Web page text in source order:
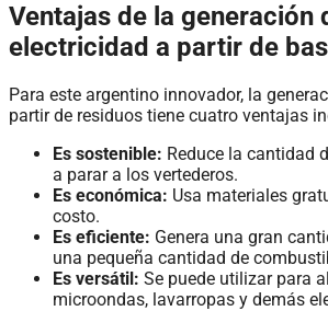
Ventajas de la generación
electricidad a partir de
Para este argentino innovador, la
partir de residuos tiene cuatro ventajas
Es sostenible: Reduce la cantidad
a parar a los vertederos.
Es económica: Usa materiales
costo.
Es eficiente: Genera una gran
una pequeña cantidad de
Es versátil: Se puede utilizar para
microondas, lavarropas y demás